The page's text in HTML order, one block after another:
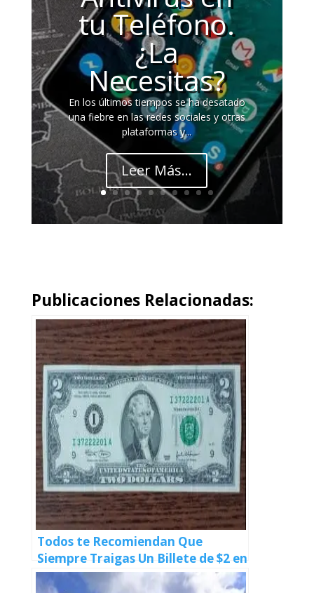
tu Teléfono.
¿La
Necesitas?
En los últimos tiempos se ha desatado
una fiebre en las redes sociales y otras
plataformas y...
Leer Más...
Publicaciones Relacionadas:
Todos te Recomiendan Que
Siempre Traigas Un Billete de $2 en
la Cartera ¿Sabes Por Qué?